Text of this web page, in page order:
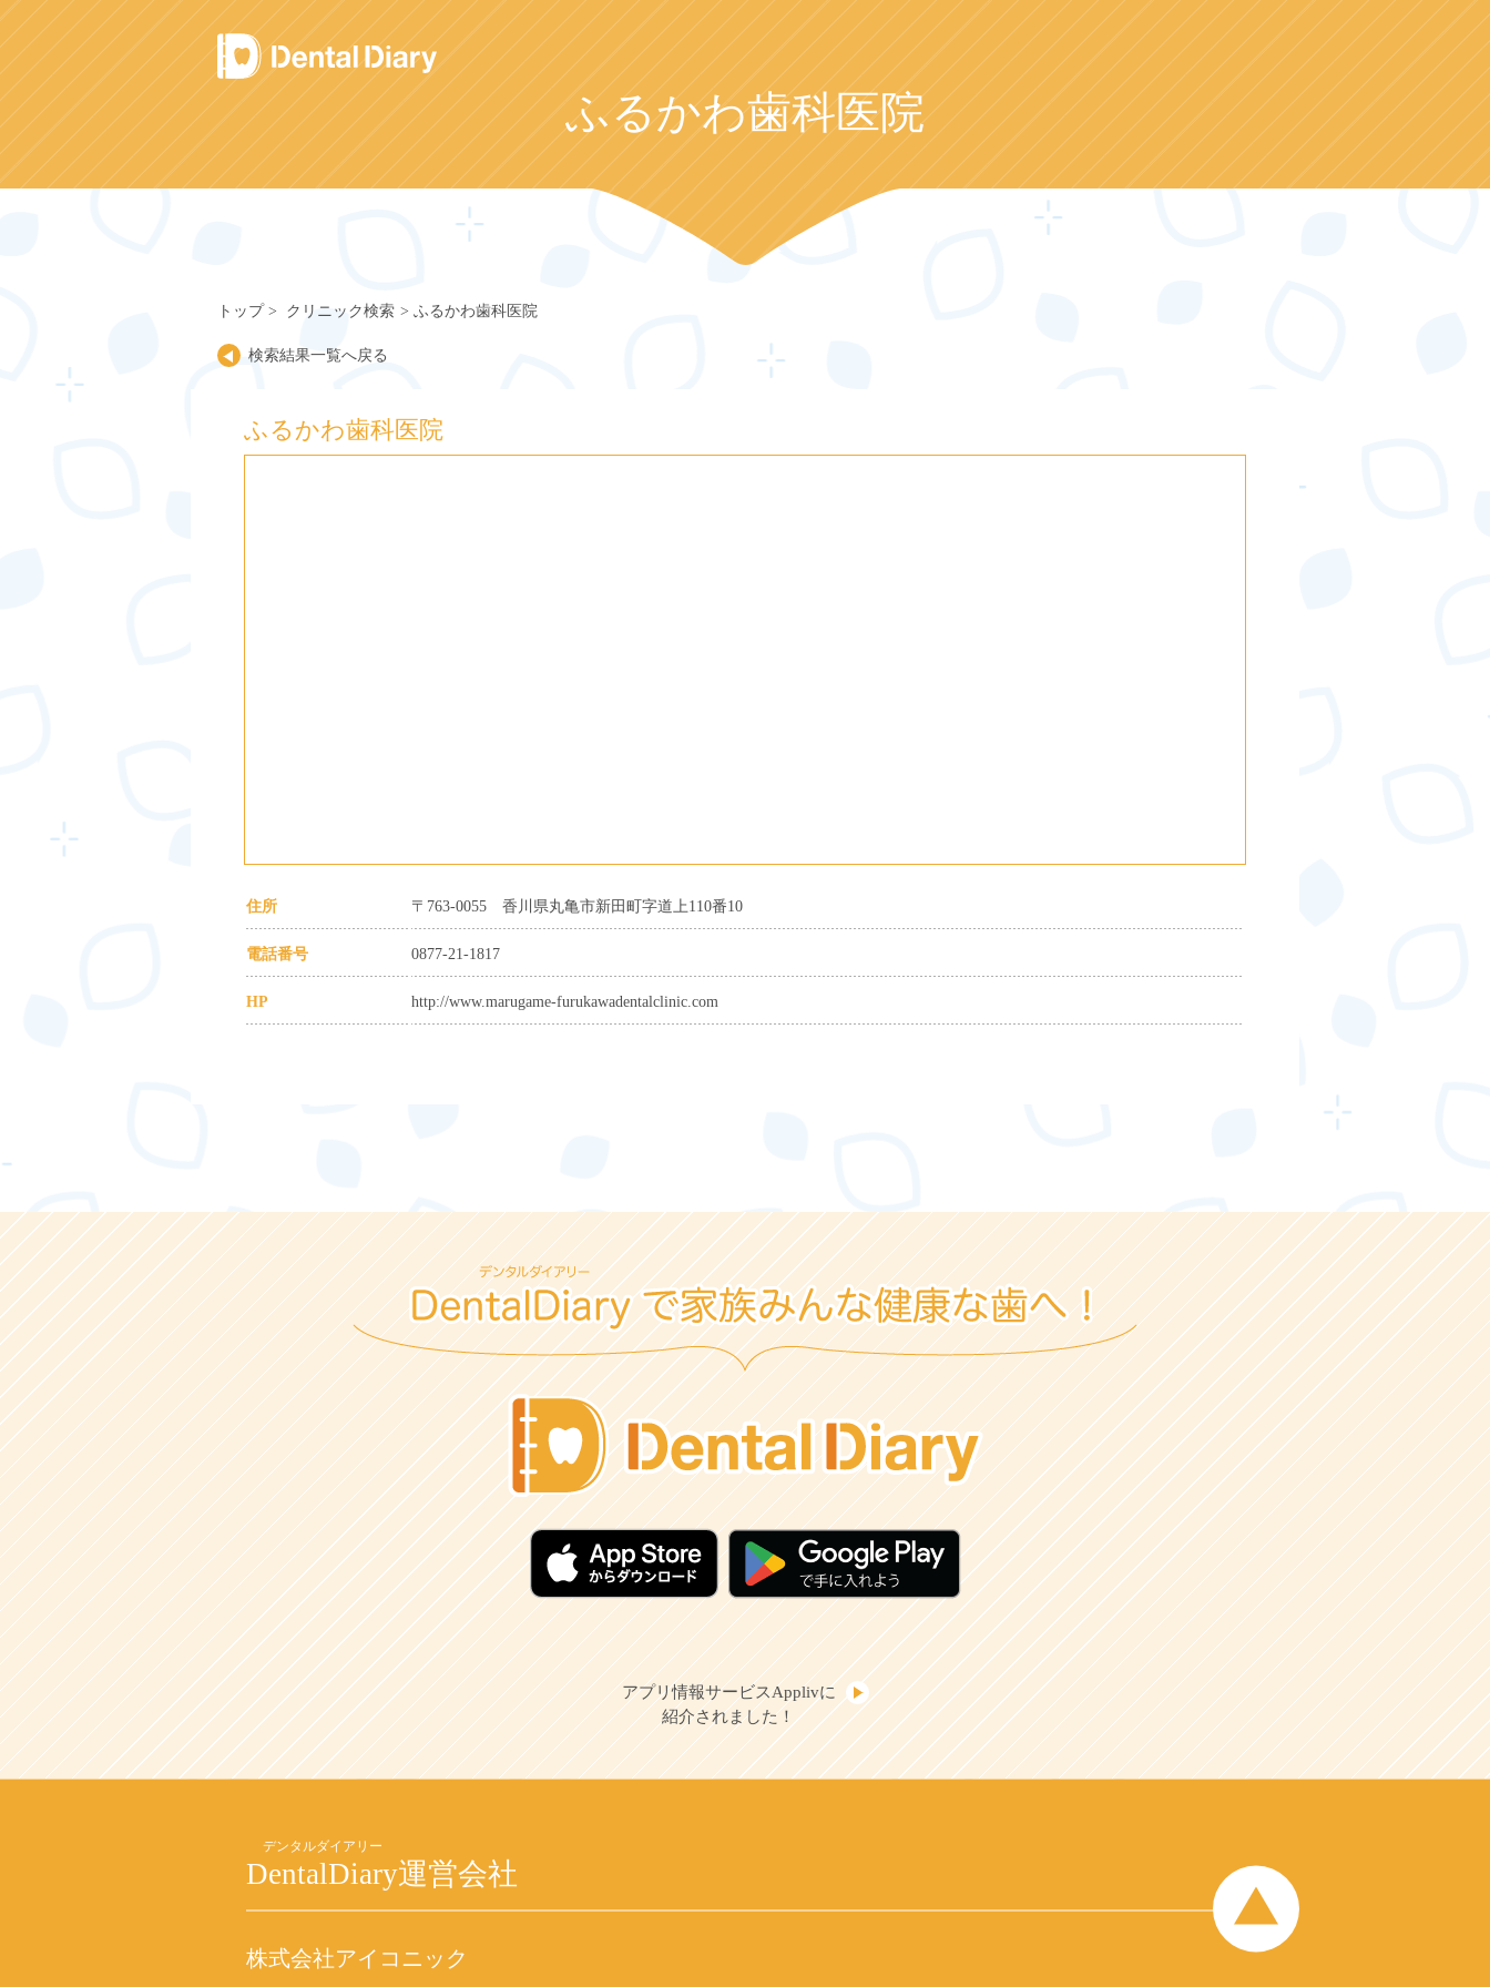
Skip
to
content
ふるかわ歯科医院
トップ クリニック検索 ふるかわ歯科医院
検索結果一覧へ戻る
ふるかわ歯科医院
住所 〒763-0055 香川県丸亀市新田町字道上110番10
電話番号 0877-21-1817
HP http://www.marugame-furukawadentalclinic.com
アプリ情報サービスApplivに
紹介されました！
DentalDiary運営会社
株式会社アイコニック